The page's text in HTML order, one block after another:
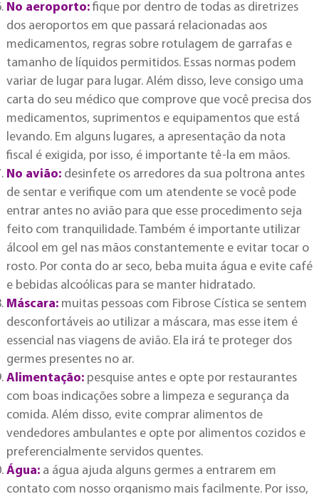
No aeroporto:fique por dentro de todas as diretrizes
dos aeroportos em que passará relacionadas aos
medicamentos, regras sobre rotulagem de garrafas e
tamanho de líquidos permitidos. Essas normas podem
variar de lugar para lugar. Além disso, leve consigo uma
carta do seu médico que comprove que você precisa dos
medicamentos, suprimentos e equipamentos que está
levando. Em alguns lugares, a apresentação da nota
fiscal é exigida, por isso, é importante tê-la em mãos.
No avião: desinfete os arredores da sua poltrona antes
de sentar e verifique com um atendente se você pode
entrar antes no avião para que esse procedimento seja
feito com tranquilidade. Também é importante utilizar
álcool em gel nas mãos constantemente e evitar tocar o
rosto. Por conta do ar seco, beba muita água e evite café
e bebidas alcoólicas para se manter hidratado.
Máscara: muitas pessoas com Fibrose Cística se sentem
desconfortáveis ao utilizar a máscara, mas esse item é
essencial nas viagens de avião. Ela irá te proteger dos
germes presentes no ar.
Alimentação:pesquise antes e opte por restaurantes
com boas indicações sobre a limpeza e segurança da
comida. Além disso, evite comprar alimentos de
vendedores ambulantes e opte por alimentos cozidos e
preferencialmente servidos quentes.
Água:a água ajuda alguns germes a entrarem em
contato com nosso organismo mais facilmente. Por isso,